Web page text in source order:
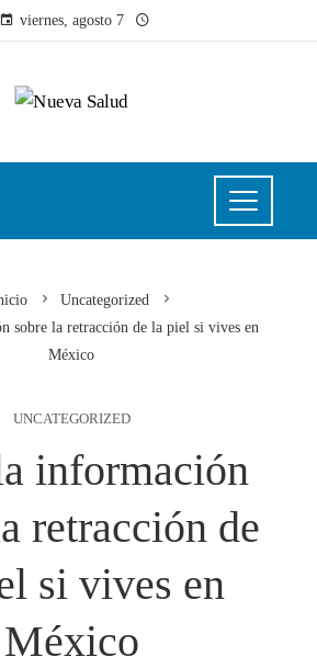
viernes, agosto 7
Uncategorized
sobre la retracción de la piel si vives en
México
UNCATEGORIZED
información
retracción de
si vives en
México